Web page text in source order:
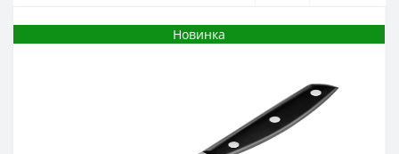
Новинка